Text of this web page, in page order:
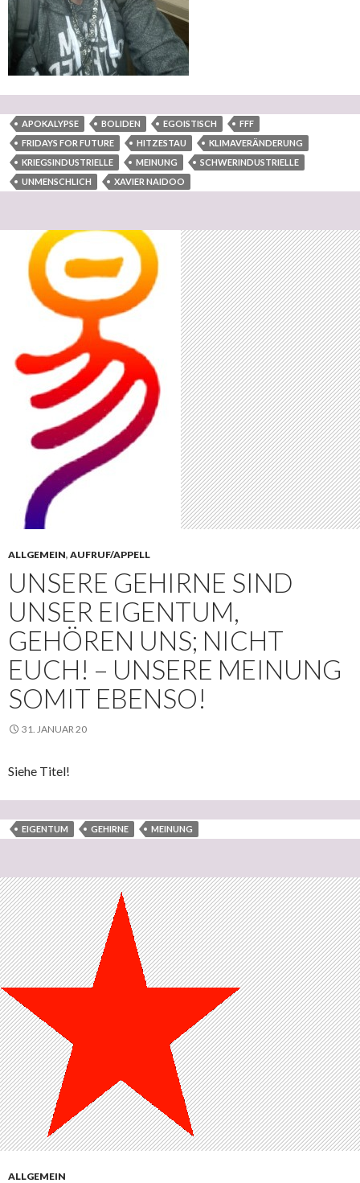
APOKALYPSE BOLIDEN EGOISTISCH
FFF
FRIDAYS FOR FUTURE
HITZESTAU
KLIMAVERÄNDERUNG
KRIEGSINDUSTRIELLE
MEINUNG
SCHWERINDUSTRIELLE
UNMENSCHLICH
XAVIER NAIDOO
ALLGEMEIN, AUFRUF/APPELL
UNSERE GEHIRNE SIND
UNSER EIGENTUM,
GEHÖREN UNS; NICHT
EUCH! – UNSERE MEINUNG
SOMIT EBENSO!
31. JANUAR 20
Siehe Titel!
EIGENTUM GEHIRNE MEINUNG
ALLGEMEIN